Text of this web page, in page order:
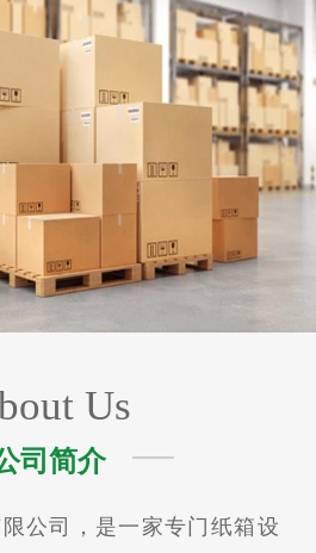
Us
司简介
司，是一家专门纸箱设